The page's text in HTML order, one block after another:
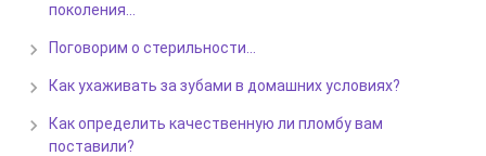
поколения…
Поговорим о стерильности…
Как ухаживать за зубами в домашних условиях?
Как определить качественную ли пломбу вам
поставили?